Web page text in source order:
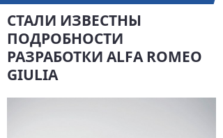
СТАЛИ ИЗВЕСТНЫ
ПОДРОБНОСТИ
РАЗРАБОТКИ ALFA ROMEO
GIULIA